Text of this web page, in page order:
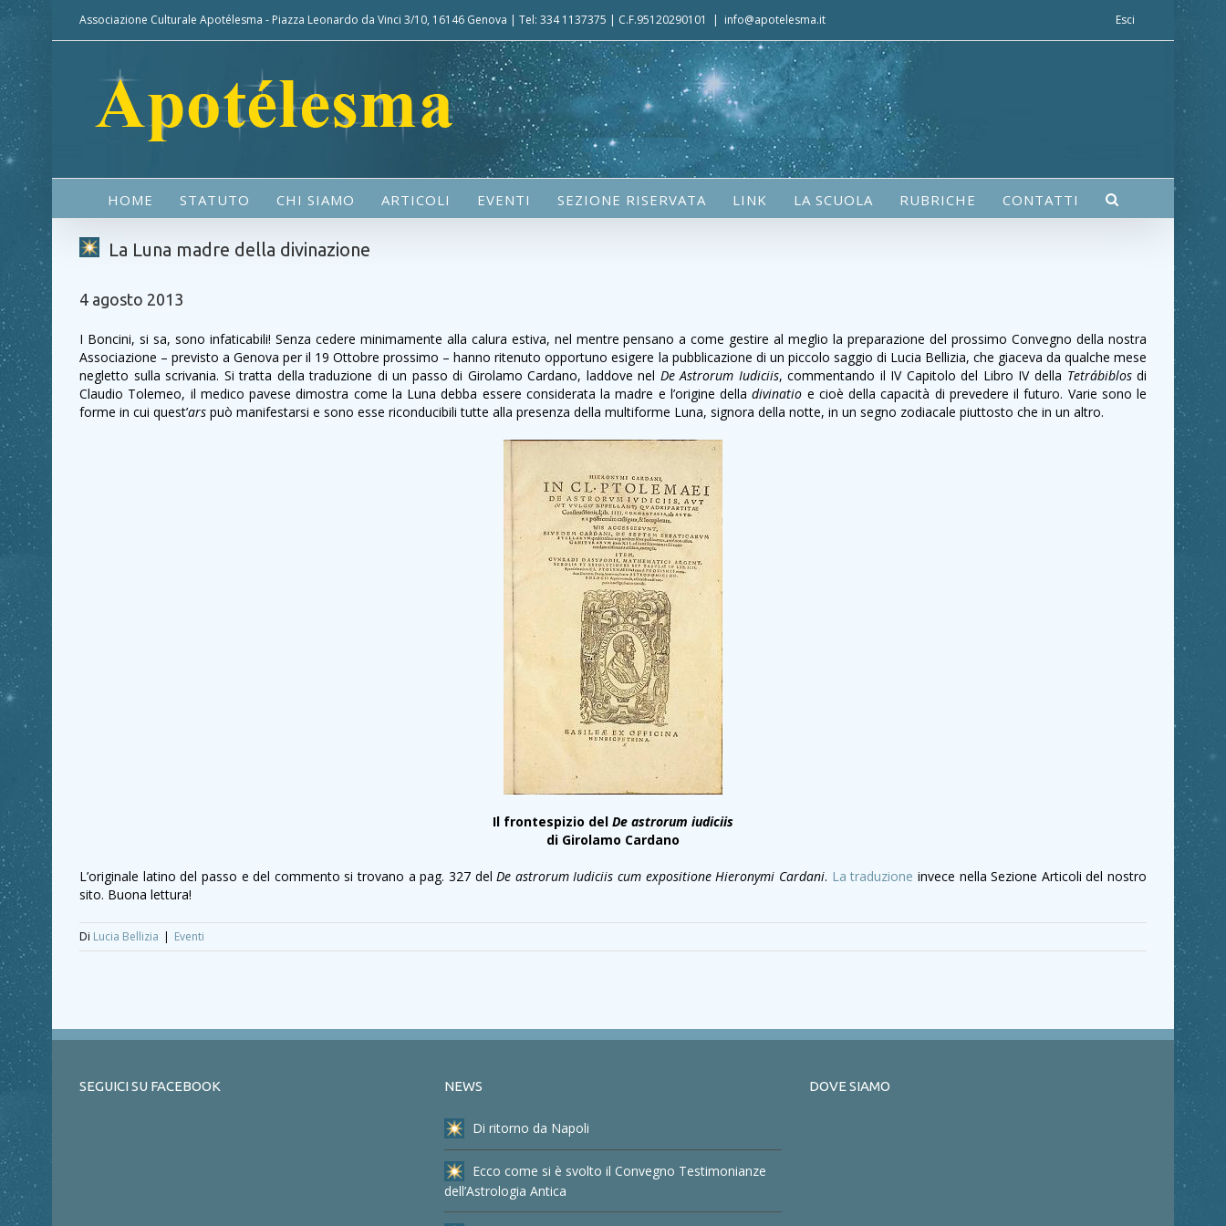
Associazione Culturale Apotélesma - Piazza Leonardo da Vinci 3/10, 16146 Genova | Tel: 334 1137375 | C.F.95120290101 | info@apotelesma.it Esci
HOME STATUTO CHI SIAMO ARTICOLI EVENTI SEZIONE RISERVATA LINK LA SCUOLA RUBRICHE CONTATTI
La Luna madre della divinazione
4 agosto 2013
I Boncini, si sa, sono infaticabili! Senza cedere minimamente alla calura estiva, nel mentre pensano a come gestire al meglio la preparazione del prossimo Convegno della nostra
Associazione – previsto a Genova per il 19 Ottobre prossimo – hanno ritenuto opportuno esigere la pubblicazione di un piccolo saggio di Lucia Bellizia, che giaceva da qualche mese
negletto sulla scrivania. Si tratta della traduzione di un passo di Girolamo Cardano, laddove nel De Astrorum Iudiciis, commentando il IV Capitolo del Libro IV della Tetrábiblosdi
Claudio Tolemeo, il medico pavese dimostra come la Luna debba essere considerata la madre e l’origine delladivinatio e cioè della capacità di prevedere il futuro. Varie sono le
forme in cui quest’ars può manifestarsi e sono esse riconducibili tutte alla presenza della multiforme Luna, signora della notte, in un segno zodiacale piuttosto che in un altro.
Il frontespizio del De astrorum iudiciis
di Girolamo Cardano
L’originale latino del passo e del commento si trovano a pag. 327 del De astrorum Iudiciis cum expositione Hieronymi Cardani. La traduzione invece nella Sezione Articoli del nostro
sito. Buona lettura!
Di Lucia Bellizia | Eventi
SEGUICI SU FACEBOOK NEWS
Di ritorno da Napoli
Ecco come si è svolto il Convegno Testimonianze
dell’Astrologia Antica
DOVE SIAMO